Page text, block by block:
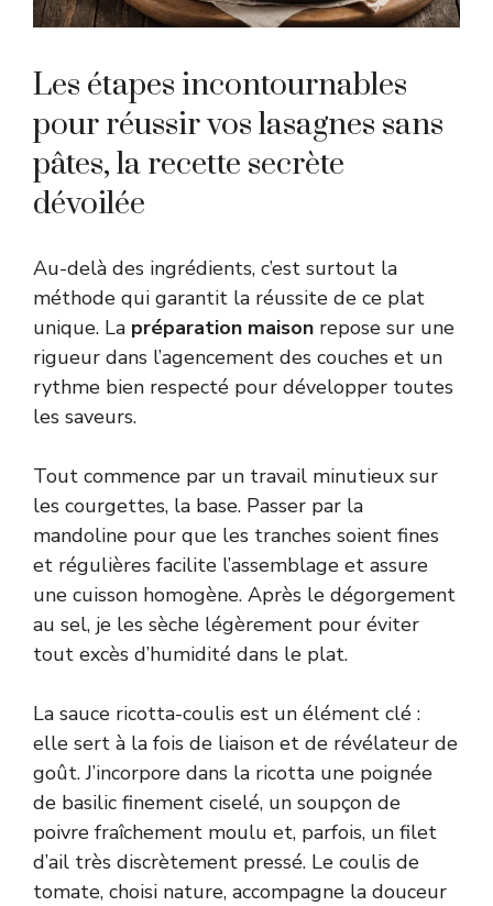
Les étapes incontournables
pour réussir vos lasagnes sans
pâtes, la recette secrète
dévoilée
Au-delà des ingrédients, c’est surtout la
méthode qui garantit la réussite de ce plat
unique. La préparation maison repose sur une
rigueur dans l’agencement des couches et un
rythme bien respecté pour développer toutes
les saveurs.
Tout commence par un travail minutieux sur
les courgettes, la base. Passer par la
mandoline pour que les tranches soient fines
et régulières facilite l’assemblage et assure
une cuisson homogène. Après le dégorgement
au sel, je les sèche légèrement pour éviter
tout excès d’humidité dans le plat.
La sauce ricotta-coulis est un élément clé :
elle sert à la fois de liaison et de révélateur de
goût. J’incorpore dans la ricotta une poignée
de basilic finement ciselé, un soupçon de
poivre fraîchement moulu et, parfois, un filet
d’ail très discrètement pressé. Le coulis de
tomate, choisi nature, accompagne la douceur